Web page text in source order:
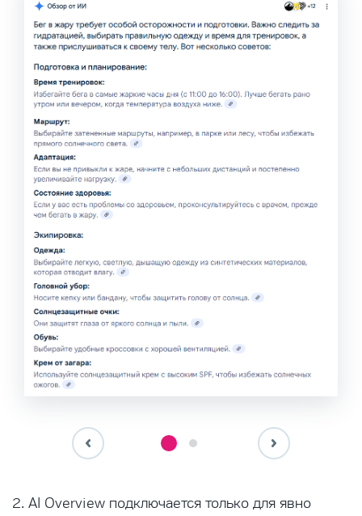
2. AI Overview подключается только для явно